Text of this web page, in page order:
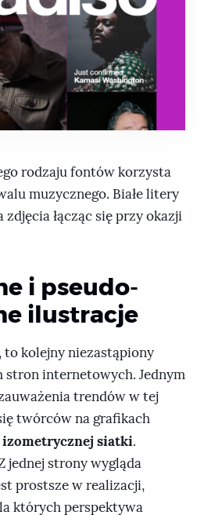
rodzaju fontów korzysta
muzycznego. Białe litery
łącząc się przy okazji
i pseudo-
ilustracje
to kolejny niezastąpiony
stron internetowych. Jednym
trendów w tej
twórców na grafikach
izometrycznej siatki.
jednej strony wygląda
prostsze w realizacji,
których perspektywa